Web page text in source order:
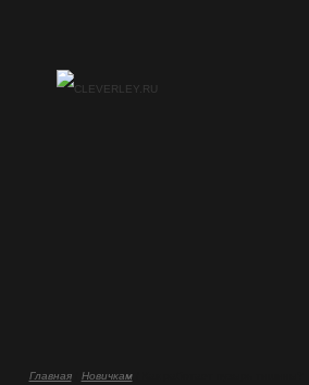
Главная/ Новичкам/ Как работает пузырь тишины?